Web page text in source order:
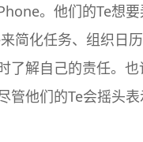
。他们的Te想
简化任务、组织日
了解自己的责任。
管他们的Te会摇头